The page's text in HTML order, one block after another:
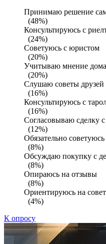
Принимаю решение
(48%)
Консультируюсь с
(24%)
Советуюсь с юристом
(20%)
Учитываю мнение
(20%)
Слушаю советы друзей
(16%)
Консультируюсь с
(16%)
Согласовываю сделку
(12%)
Обязательно
(8%)
Обсуждаю покупку с
(8%)
Опираюсь на отзывы
(8%)
Ориентируюсь на
(4%)
К опросу